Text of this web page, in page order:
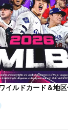
イルドカード＆地